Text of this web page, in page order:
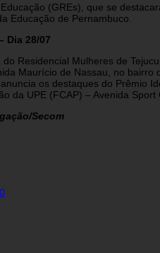
(GREs), que se
Educação de Pernambuco.
Dia 28/07
Residencial Mulheres de
Maurício de Nassau, no bairro
os destaques do Prêmio
da UPE (FCAP) – Avenida
Secom
0